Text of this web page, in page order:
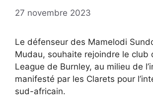
27 novembre 2023
Le défenseur des Mamelodi
Mudau, souhaite rejoindre le club
League de Burnley, au milieu de
manifesté par les Clarets pour
sud-africain.